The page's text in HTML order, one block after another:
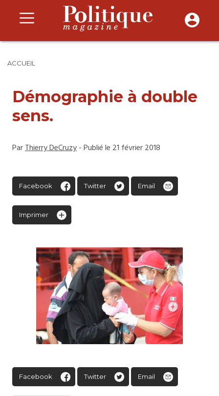
ACCUEIL
Démographie à double
sens.
ParThierry DeCruzy- Publié le 21 février 2018
Facebook Twitter Email
Imprimer
Facebook Twitter Email